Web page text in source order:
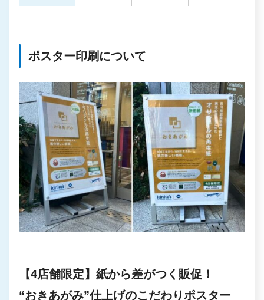
ポスター印刷について
【4店舗限定】紙から差がつく販促！
“おきあがみ”仕上げのこだわりポスター